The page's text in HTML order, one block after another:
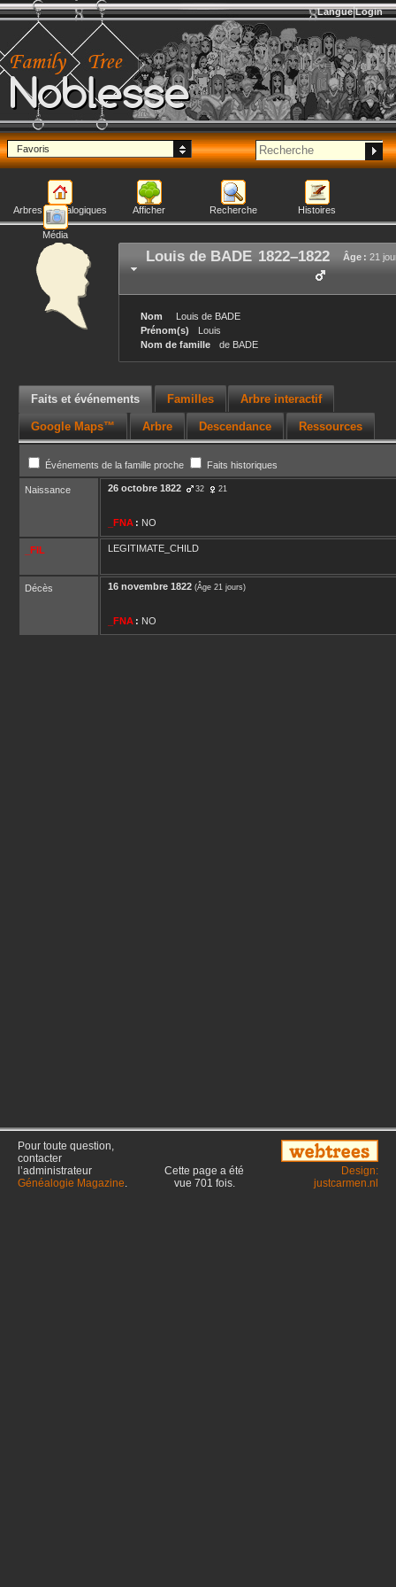
Noblesse
Langue Login
Favoris
Arbres généalogiques Afficher Recherche Histoires
Média
Louis de BADE Âge : 21
1822–1822
Nom Louis de BADE
Prénom(s)
Louis
Nom de famille
de BADE
Faits et événements Familles Arbre interactif
Google Maps™ Arbre Descendance Ressources
Événements de la famille proche Faits historiques
Naissance 26 octobre 1822 32 21
_FNA : NO
_FIL LEGITIMATE_CHILD
Décès 16 novembre 1822 (Âge 21 jours)
_FNA : NO
Pour toute question,
contacter
l’administrateur
Généalogie Magazine.
Cette page a été
vue 701 fois.
Design:
justcarmen.nl